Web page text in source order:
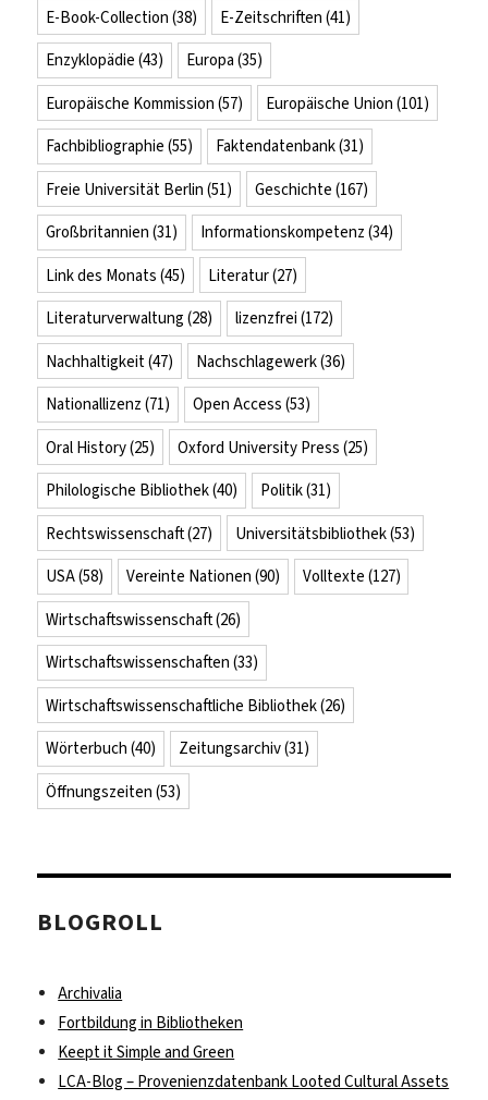
E-Book-Collection (38) E-Zeitschriften (41)
Enzyklopädie (43) Europa (35)
Europäische Kommission (57) Europäische Union (101)
Fachbibliographie (55) Faktendatenbank(31)
Freie Universität Berlin (51) Geschichte (167)
Großbritannien (31) Informationskompetenz (34)
Link des Monats (45) Literatur(27)
Literaturverwaltung (28) lizenzfrei (172)
Nachhaltigkeit(47) Nachschlagewerk(36)
Nationallizenz (71) Open Access (53)
Oral History(25) Oxford University Press (25)
Philologische Bibliothek(40) Politik(31)
Rechtswissenschaft(27) Universitätsbibliothek(53)
USA(58) Vereinte Nationen (90) Volltexte (127)
Wirtschaftswissenschaft(26)
Wirtschaftswissenschaften (33)
Wirtschaftswissenschaftliche Bibliothek(26)
Wörterbuch (40) Zeitungsarchiv(31)
Öffnungszeiten (53)
BLOGROLL
Archivalia
Fortbildung in Bibliotheken
Keept it Simple and Green
LCA-Blog – Provenienzdatenbank Looted Cultural Assets